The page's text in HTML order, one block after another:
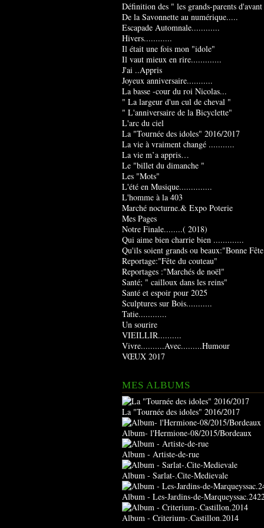
Définition des " les grands-parents
De la Savonnette au numérique.....
Escapade Automnale............
Hivers............
Il était une fois mon "idole"
Il vaut mieux en rire.............
J'ai ..Appris
Joyeux anniversaire...........
La basse -cour du roi Nicolas...
" La largeur d'un cul de cheval "
" L'anniversaire de la Bicyclette"
L'arc du ciel
La "Tournée des idoles" 2016/2017
La vie à vraiment changé ...........
La vie m’a appris…
Le "billet du dimanche "
Les "Mots"
L'été en Musique..............
L'homme à la 403
Marché nocturne.& Expo Poterie
Mes Pages
Notre Finale........( 2018)
Qui aime bien charrie bien .............
Qu'ils soient grands ou beaux:"Bonne
Reportage:"Fête du couteau"
Reportages :"Marchés de noël"
Santé; " cailloux dans les reins"
Santé et espoir pour 2025
Sculptures sur Bois...........
Tatie............
Un sourire
VIEILLIR..........
Vivre..........Avec.........Humour
VŒUX 2017
MES ALBUMS
La "Tournée des idoles" 2016/2017
Album- l'Hermione-08/2015/Bordeaux
Album - Artiste-de-rue
Album - Sarlat-.Cite-Medievale
Album - Les-Jardins-de-
Album - Criterium-.Castillon.2014